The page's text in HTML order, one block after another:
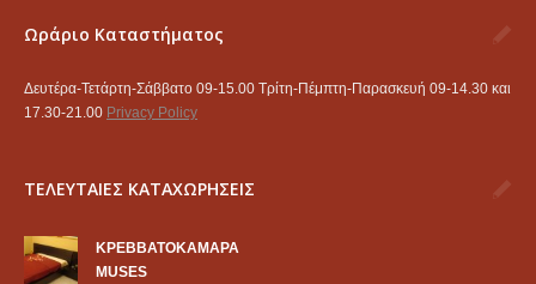
Ωράριο Καταστήματος
Δευτέρα-Τετάρτη-Σάββατο 09-15.00 Τρίτη-Πέμπτη-Παρασκευή 09-14.30 και
17.30-21.00 Privacy Policy
ΤΕΛΕΥΤΑΙΕΣ ΚΑΤΑΧΩΡΗΣΕΙΣ
KΡΕΒΒΑΤΟΚΑΜΑΡΑ
MUSES